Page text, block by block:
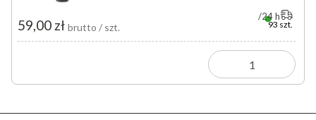
59,00 zł brutto / szt. 93 szt.
24 h